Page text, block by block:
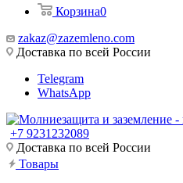
Корзина0
zakaz@zazemleno.com
Доставка по всей России
Telegram
WhatsApp
+7 9231232089
Доставка по всей России
Товары